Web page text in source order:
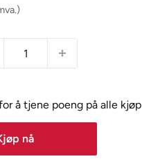
å tjene poeng på alle kjøp
nå